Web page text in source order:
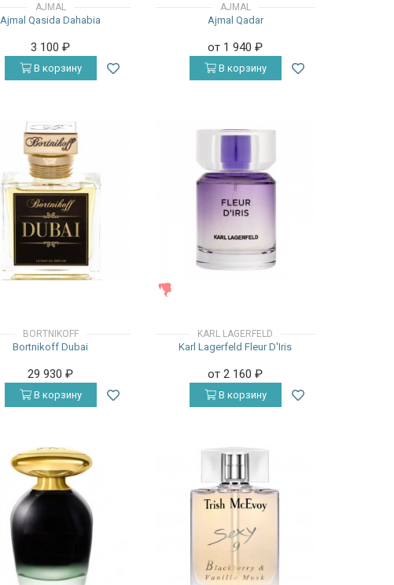
AJMAL
Ajmal Qasida Dahabia
3 100₽
В корзину
AJMAL
Ajmal Qadar
от 1 940₽
В корзину
BORTNIKOFF
Bortnikoff Dubai
29 930₽
В корзину
KARL LAGERFELD
Karl Lagerfeld Fleur D'Iris
от 2 160₽
В корзину